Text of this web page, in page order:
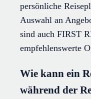
persönliche
Auswahl an
sind auch FIRST
empfehlenswerte
Wie kann ein
während der